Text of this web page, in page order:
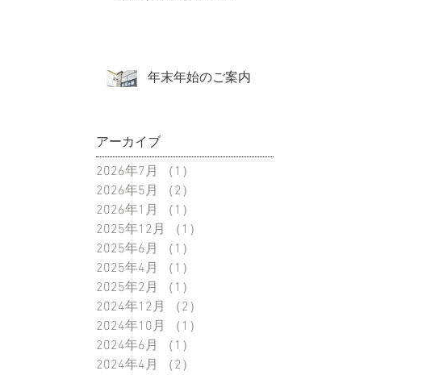
年末年始のご案内
アーカイブ
2026年7月 （1）
2026年5月
（2）
2026年1月
（1）
2025年12月
（1）
2025年6月
（1）
2025年4月
（1）
2025年2月
（1）
2024年12月
（2）
2024年10月
（1）
2024年6月
（1）
2024年4月
（2）